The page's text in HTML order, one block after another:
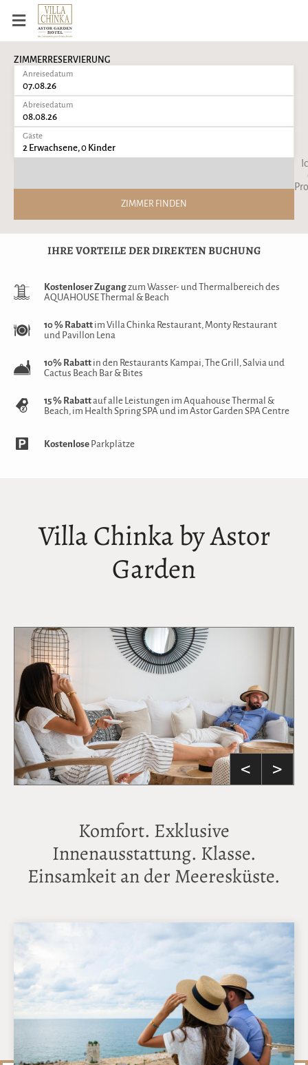
ZIMMERRESERVIERUNG
Anreisedatum
07.08.26
Abreisedatum
08.08.26
Gäste
2 Erwachsene, 0 Kinder
ZIMMER FINDEN
IHRE VORTEILE DER DIREKTEN BUCHUNG
Kostenloser Zugangzum Wasser- und Thermalbereich des
AQUAHOUSE Thermal & Beach
10 % Rabatt im Villa Chinka Restaurant, Monty Restaurant
und Pavillon Lena
10% Rabatt in den Restaurants Kampai, The Grill, Salvia und
Cactus Beach Bar & Bites
15 % Rabattauf alle Leistungen im Aquahouse Thermal &
Beach, im Health Spring SPA und im Astor Garden SPA Centre
Kostenlose Parkplätze
Villa Chinka by Astor
Garden
< >
Komfort. Exklusive
Innenausstattung. Klasse.
Einsamkeit an der Meeresküste.